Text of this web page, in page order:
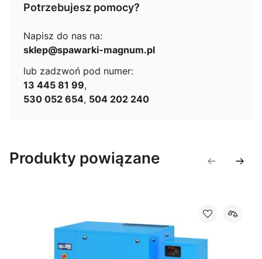
Potrzebujesz pomocy?
Napisz do nas na:
sklep@spawarki-magnum.pl
lub zadzwoń pod numer:
13 445 81 99,
530 052 654, 504 202 240
Produkty powiązane